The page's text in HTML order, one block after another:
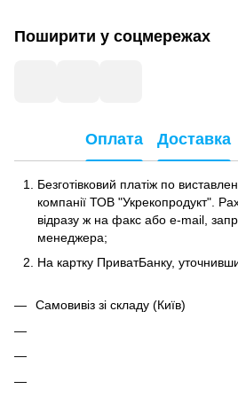
Поширити у соцмережах
Оплата Доставка
Безготівковий платіж по
компанії ТОВ "Укрекопродукт".
відразу ж на факс або e-mail,
менеджера;
На картку ПриватБанку,
Самовивіз зі складу (Київ)